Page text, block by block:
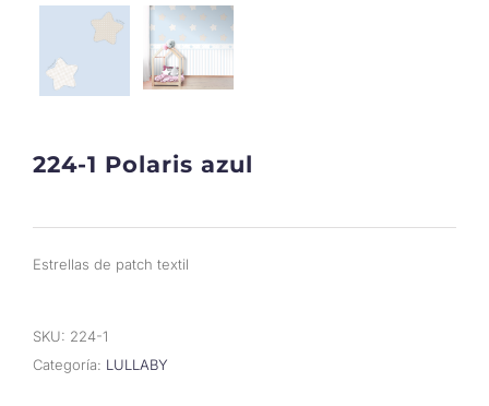
224-1 Polaris azul
Estrellas de patch textil
SKU: 224-1
Categoría: LULLABY